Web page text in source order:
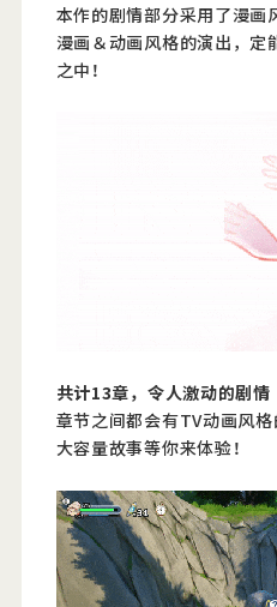
本作的剧情部分采用了漫画
漫画＆动画风格的演出，定
之中！
共计13章，令人激动的剧情
章节之间都会有TV动画风
大容量故事等你来体验！